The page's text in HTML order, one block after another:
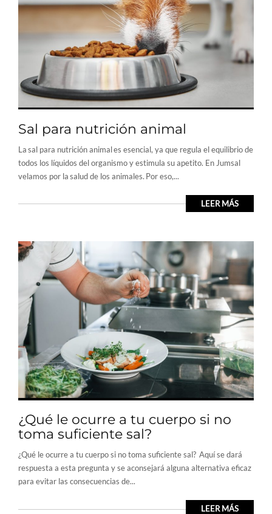
Sal para nutrición animal
La sal para nutrición animal es esencial, ya que regula el equilibrio de
todos los líquidos del organismo y estimula su apetito. En Jumsal
velamos por la salud de los animales. Por eso,...
LEER MÁS
¿Qué le ocurre a tu cuerpo si no
toma suficiente sal?
¿Qué le ocurre a tu cuerpo si no toma suficiente sal? Aquí se dará
respuesta a esta pregunta y se aconsejará alguna alternativa eficaz
para evitar las consecuencias de...
LEER MÁS